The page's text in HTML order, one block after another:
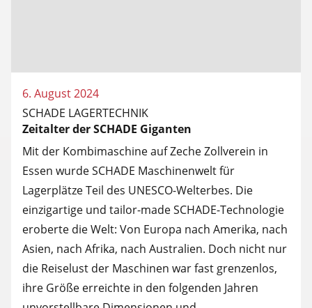
6. August 2024
SCHADE LAGERTECHNIK
Zeitalter der SCHADE Giganten
Mit der Kombimaschine auf Zeche Zollverein in
Essen wurde SCHADE Maschinenwelt für
Lagerplätze Teil des UNESCO-Welterbes. Die
einzigartige und tailor-made SCHADE-Technologie
eroberte die Welt: Von Europa nach Amerika, nach
Asien, nach Afrika, nach Australien. Doch nicht nur
die Reiselust der Maschinen war fast grenzenlos,
ihre Größe erreichte in den folgenden Jahren